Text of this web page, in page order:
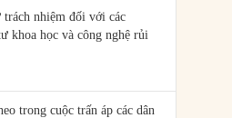
trách nhiệm đối với các
khoa học và công nghệ rủi
trong cuộc trấn áp các dân